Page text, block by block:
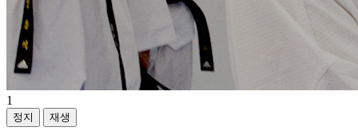
1
정지 재생